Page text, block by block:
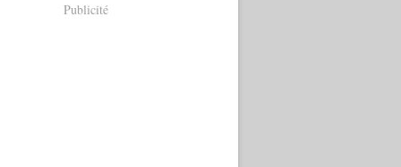
Publicité